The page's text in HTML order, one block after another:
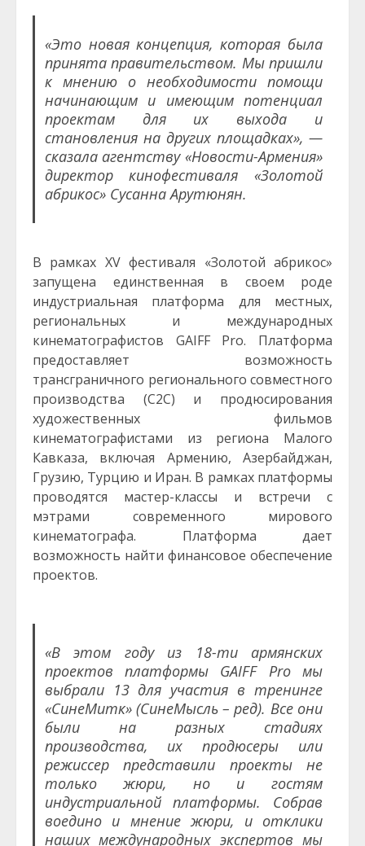
«Это новая концепция, которая была
принята правительством. Мы пришли
к мнению о необходимости помощи
начинающим и имеющим потенциал
проектам для их выхода и
становления на других площадках», —
сказала агентству «Новости-Армения»
директор кинофестиваля «Золотой
абрикос» Сусанна Арутюнян.
В рамках XV фестиваля «Золотой абрикос»
запущена единственная в своем роде
индустриальная платформа для местных,
региональных и международных
кинематографистов GAIFF Pro. Платформа
предоставляет возможность
трансграничного регионального совместного
производства (C2C) и продюсирования
художественных фильмов
кинематографистами из региона Малого
Кавказа, включая Армению, Азербайджан,
Грузию, Турцию и Иран. В рамках платформы
проводятся мастер-классы и встречи с
мэтрами современного мирового
кинематографа. Платформа дает
возможность найти финансовое обеспечение
проектов.
«В этом году из 18-ти армянских
проектов платформы GAIFF Pro мы
выбрали 13 для участия в тренинге
«СинеМитк» (СинеМысль – ред). Все они
были на разных стадиях
производства, их продюсеры или
режиссер представили проекты не
только жюри, но и гостям
индустриальной платформы. Собрав
воедино и мнение жюри, и отклики
наших международных экспертов мы